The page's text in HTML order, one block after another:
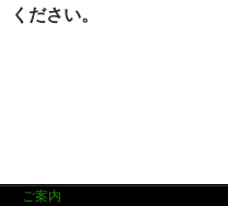
ください。
ご案内